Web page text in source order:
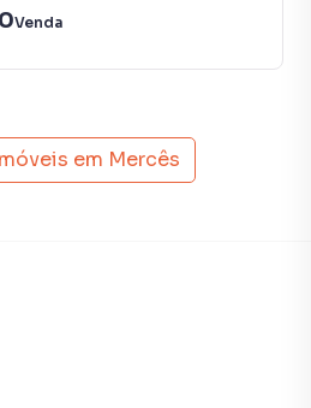
Virgínio de Oliveira Mello, 256 -
km
Venda
em Mercês